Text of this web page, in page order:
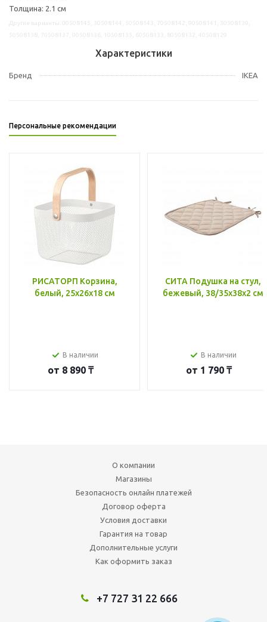
Толщина: 2.1 см
Характеристики
Бренд IKEA
Персональные рекомендации
РИСАТОРП Корзина,
белый, 25x26x18 см
В наличии
от 8 890 ₸
СИТА Подушка на стул,
бежевый, 38/35x38x2 см
В наличии
от 1 790 ₸
О компании
Магазины
Безопасность онлайн платежей
Договор оферта
Условия доставки
Гарантия на товар
Дополнительные услуги
Как оформить заказ
+7 727 31 22 666